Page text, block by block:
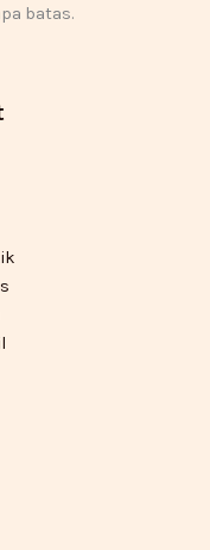
batas.